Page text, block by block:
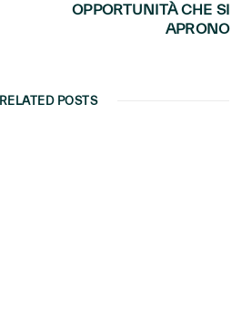
OPPORTUNITÀ CHE SI
APRONO
RELATED POSTS